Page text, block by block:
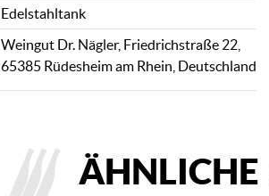
Edelstahltank
Weingut Dr. Nägler, Friedrichstraße 22,
65385 Rüdesheim am Rhein, Deutschland
ÄHNLICHE